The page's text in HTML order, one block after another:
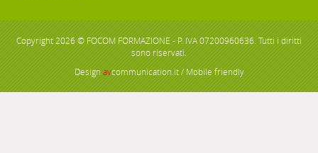
Copyright 2026 © FOCOM FORMAZIONE - P. IVA 07200960636. Tutti i diritti
sono riservati.
Designavcommunication.it/ Mobile friendly